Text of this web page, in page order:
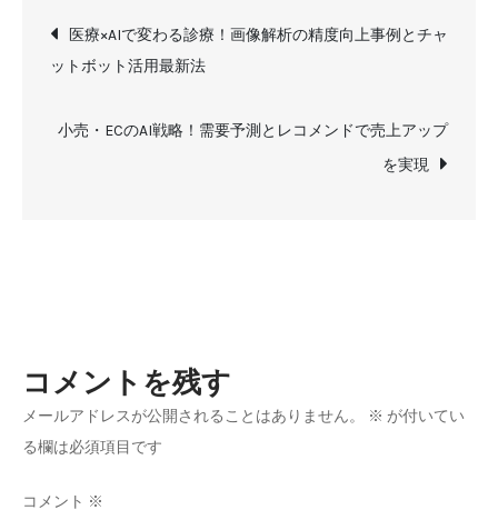
界
活
習
と
投
稿
ナ
シ
ョ
ン
医療×AIで変わる診療！画像解析の精度向上事例とチャ
ットボット活用最新法
小売・ECのAI戦略！需要予測とレコメンドで売上アップ
を実現
コメントを残す
メールアドレスが公開されることはありません。 ※ が付いてい
る欄は必須項目です
コメント ※